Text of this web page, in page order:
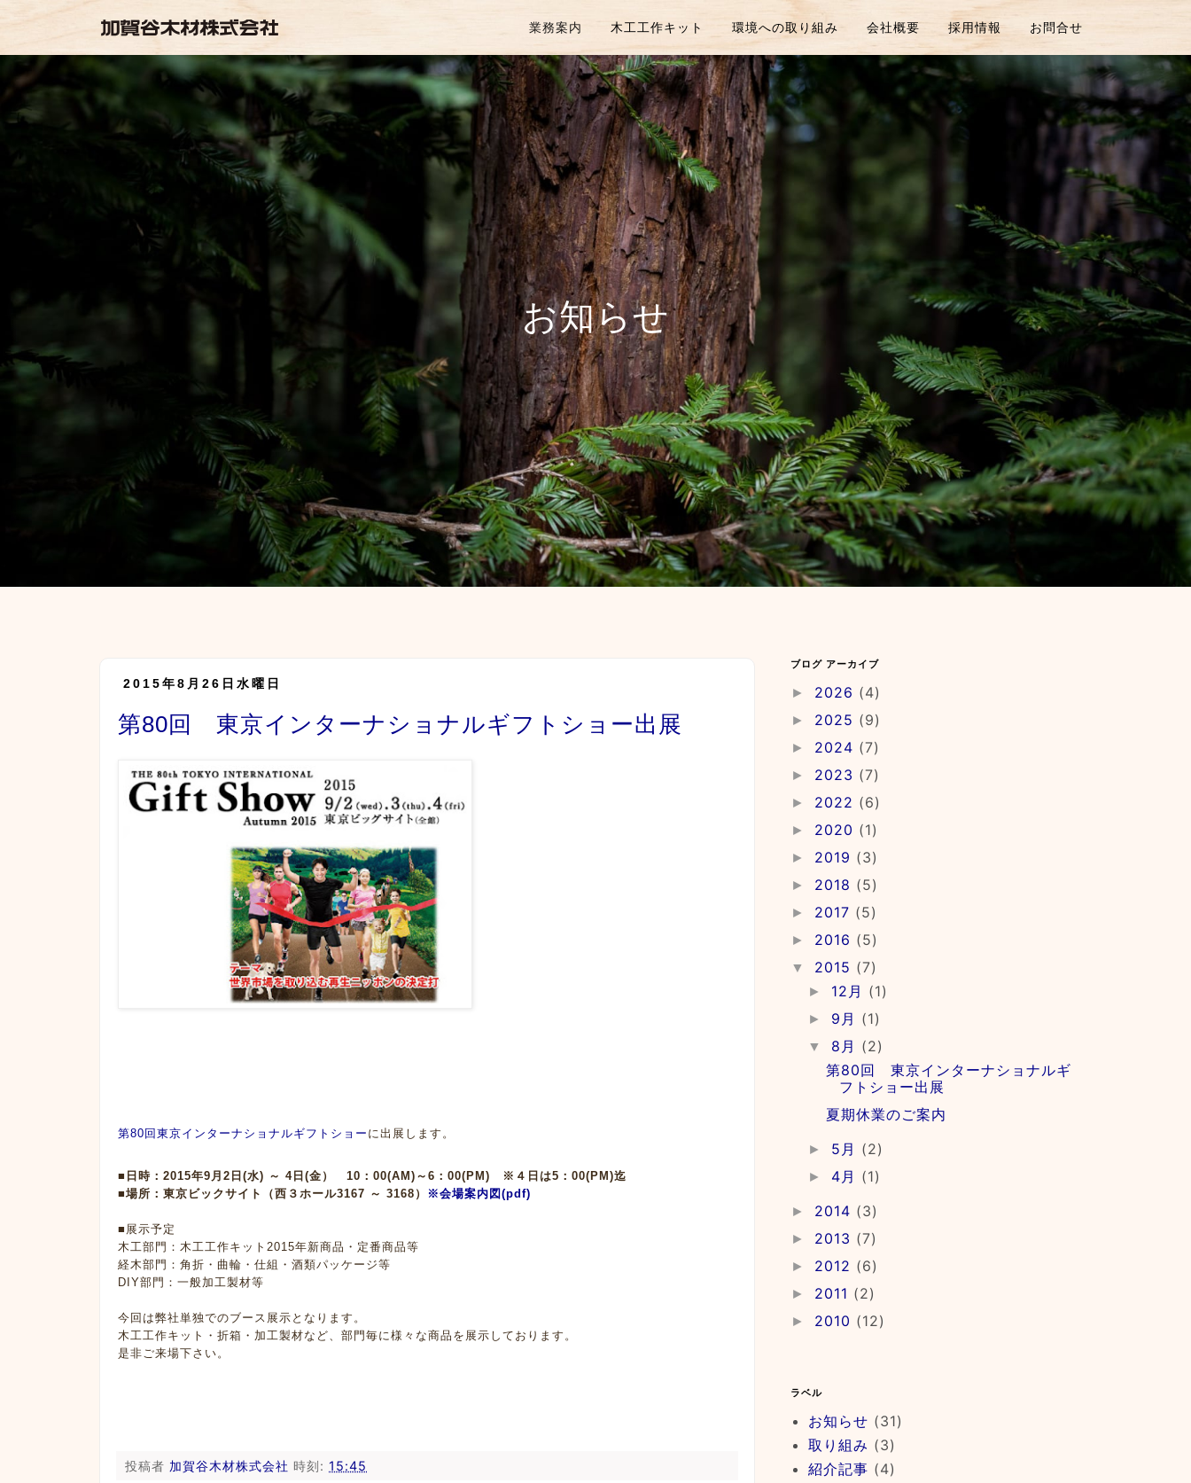
業務案内 木工工作キット 環境への取り組み 会社概要 採用情報 お問合せ
お知らせ
2015年8月26日水曜日
第80回 東京インターナショナルギフトショー出展
第80回東京インターナショナルギフトショー に出展します。
■日時：2015年9月2日(水) ～ 4日(金） 10：00(AM)～6：00(PM) ※４日は5：00(PM)迄
■場所：東京ビックサイト（西３ホール3167 ～ 3168）
※会場案内図(pdf)
■展示予定
木工部門：木工工作キット2015年新商品・定番商品等
経木部門：角折・曲輪・仕組・酒類パッケージ等
DIY部門：一般加工製材等
今回は弊社単独でのブース展示となります。
木工工作キット・折箱・加工製材など、部門毎に様々な商品を展示しております。
是非ご来場下さい。
投稿者 加賀谷木材株式会社 時刻: 15:45
ブログ アーカイブ
► 2026 (4)
► 2025 (9)
► 2024 (7)
► 2023 (7)
► 2022 (6)
► 2020 (1)
► 2019 (3)
► 2018 (5)
► 2017 (5)
► 2016 (5)
▼ 2015 (7)
► 12月 (1)
► 9月 (1)
▼ 8月 (2)
第80回 東京インターナショナルギ
フトショー出展
夏期休業のご案内
► 5月 (2)
► 4月 (1)
► 2014 (3)
► 2013 (7)
► 2012 (6)
► 2011 (2)
► 2010 (12)
ラベル
お知らせ (31)
取り組み (3)
紹介記事 (4)